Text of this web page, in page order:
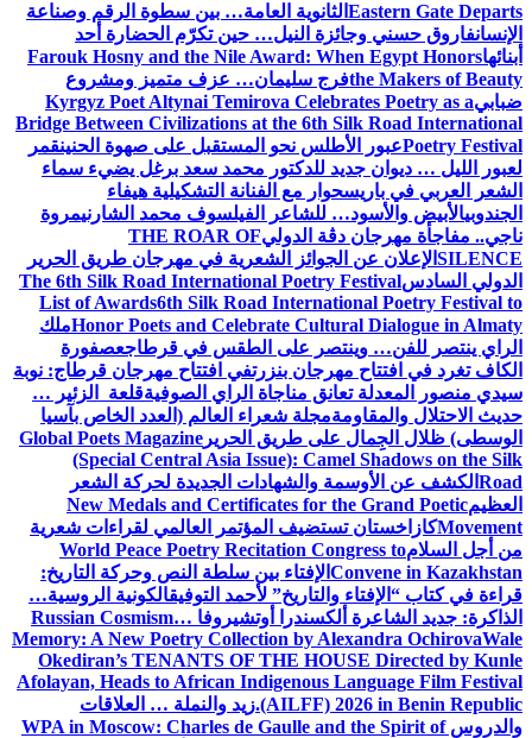
Eastern Gate Departs الثانوية العامة… بين سطوة الرقم وصناعة
الإنسانفاروق حسني وجائزة النيل… حين تكرّم الحضارة أحد
أبنائهاFarouk Hosny and the Nile Award: When Egypt Honors
the Makers of Beautyفرج سليمان… عزف متميز ومشروع
ضبابيKyrgyz Poet Altynai Temirova Celebrates Poetry as a
Bridge Between Civilizations at the 6th Silk Road International
Poetry Festivalعبور الأطلس نحو المستقبل على صهوة الحنينقمر
لعبور الليل … ديوان جديد للدكتور محمد سعد برغل يضيء سماء
الشعر العربي في باريسحوار مع الفنانة التشكيلية هيفاء
الجندوبيالأبيض والأسود… للشاعر الفيلسوف محمد الشارنيمروة
ناجي.. مفاجأة مهرجان دڨة الدوليTHE ROAR OF
SILENCE الإعلان عن الجوائز الشعرية في مهرجان طريق الحرير
الدولي السادسThe 6th Silk Road International Poetry Festival
List of Awards6th Silk Road International Poetry Festival to
Honor Poets and Celebrate Cultural Dialogue in Almatyملك
الراي ينتصر للفن… وينتصر على الطقس في قرطاجعصفورة
الكاف تغرد في افتتاح مهرجان بنزرتفي افتتاح مهرجان قرطاج: نوبة
سيدي منصور المعدلة تعانق مناجاة الراي الصوفيةقلعة الزئير …
حديث الاحتلال والمقاومةمجلة شعراء العالم (العدد الخاص بآسيا
الوسطى) ظلال الجِمال على طريق الحرير Global Poets Magazine
(Special Central Asia Issue): Camel Shadows on the Silk
Road الكشف عن الأوسمة والشهادات الجديدة لحركة الشعر
العظيمNew Medals and Certificates for the Grand Poetic
Movementكازاخستان تستضيف المؤتمر العالمي لقراءات شعرية
من أجل السلامWorld Peace Poetry Recitation Congress to
Convene in Kazakhstan الإفتاء بين سلطة النص وحركة التاريخ:
قراءة في كتاب “الإفتاء والتاريخ” لأحمد التوفيقالكونية الروسية…
الذاكرة: جديد الشاعرة ألكسندرا أوتشيروفا Russian Cosmism…
Memory: A New Poetry Collection by Alexandra OchirovaWale
Okediran’s TENANTS OF THE HOUSE Directed by Kunle
Afolayan, Heads to African Indigenous Language Film Festival
(AILFF) 2026 in Benin Republic. زيد والنملة … العلاقات
والدروسWPA in Moscow: Charles de Gaulle and the Spirit of